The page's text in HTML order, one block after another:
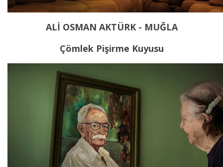
ALİ OSMAN AKTÜRK - MUĞLA
Çömlek Pişirme Kuyusu